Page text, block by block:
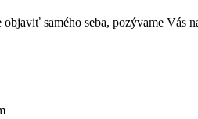
objaviť samého seba, pozývame Vás